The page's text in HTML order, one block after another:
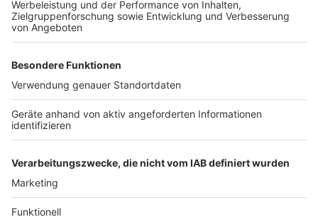
Im Dezember 2018 gibt sie den Parteivorsitz an
Annegret Kramp-Karrenbauer ab. Zu diesem Zeitpunkt
hat sie bereits angekündigt, dass sie bei der
Bundestagswahl 2021 nicht mehr antreten werde. Sie,
vertrieb, muss dieses nun wieder an einen
Sozialdemokraten zurückgeben: Olaf Scholz.
Autoren:Ulrich Steinkohl und Jörg Blank (dpa), David
Müller
Anzeige